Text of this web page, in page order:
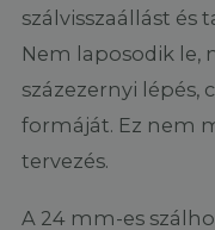
szálvisszaállást
Nem laposodik le,
százezernyi lépés,
formáját. Ez nem
tervezés.
A 24 mm-es